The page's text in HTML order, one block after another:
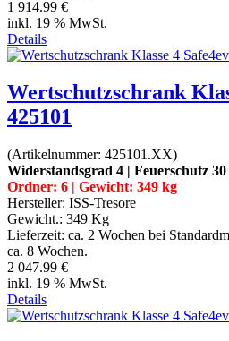
1 914.99 €
inkl. 19 % MwSt.
Details
Wertschutzschrank
425101
(Artikelnummer: 425101.XX)
Widerstandsgrad 4 | Feuerschutz
Ordner: 6 | Gewicht: 349 kg
Hersteller: ISS-Tresore
Gewicht.: 349 Kg
Lieferzeit: ca. 2 Wochen bei
ca. 8 Wochen.
2 047.99 €
inkl. 19 % MwSt.
Details